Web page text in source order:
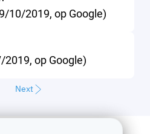
10/2019, op Google)
2019, op Google)
Next